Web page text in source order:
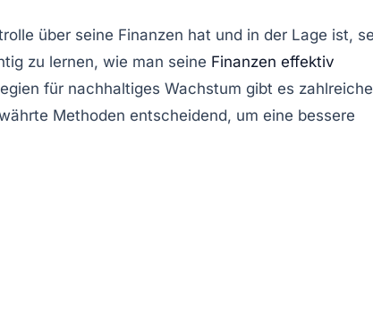
über seine Finanzen hat und in der Lage ist,
zu lernen, wie man seine Finanzen effektiv
für nachhaltiges Wachstum gibt es zahlreiche
Methoden entscheidend, um eine bessere